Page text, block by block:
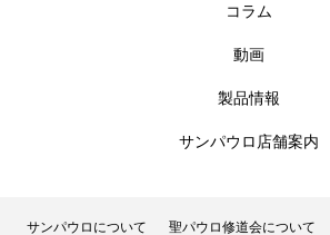
コラム
動画
製品情報
サンパウロ店舗案内
サンパウロについて 聖パウロ修道会について